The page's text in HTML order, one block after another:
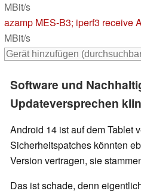
MBit/s
azamp MES-B3; iperf3 receive
MBit/s
Software und
Updateversprechen
Android 14 ist auf dem Tablet
Sicherheitspatches könnten
Version vertragen, sie
Das ist schade, denn